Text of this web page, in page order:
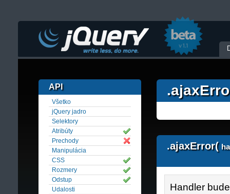
.ajaxError(
Handler
API
Všetko
jQuery jadro
Selektory
Atribúty
Prechody
Manipulácia
CSS
Rozmery
Odstup
Udalosti